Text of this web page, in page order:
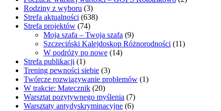
Rodziny z wyboru (3)
Strefa aktualności (638)
Strefa projektów (74)
Moja szafa – Twoja szafa (9)
Szczeciński Kalejdoskop Różnorodności (11)
W podróży po nowe (14)
Strefa publikacji (1)
Trening pewności siebie (3)
Twórcze rozwiązywanie problemów (1)
W trakcie: Matecznik (20)
Warsztat pozytywnego myślenia (7)
Warsztaty antydyskryminacyjne (6)